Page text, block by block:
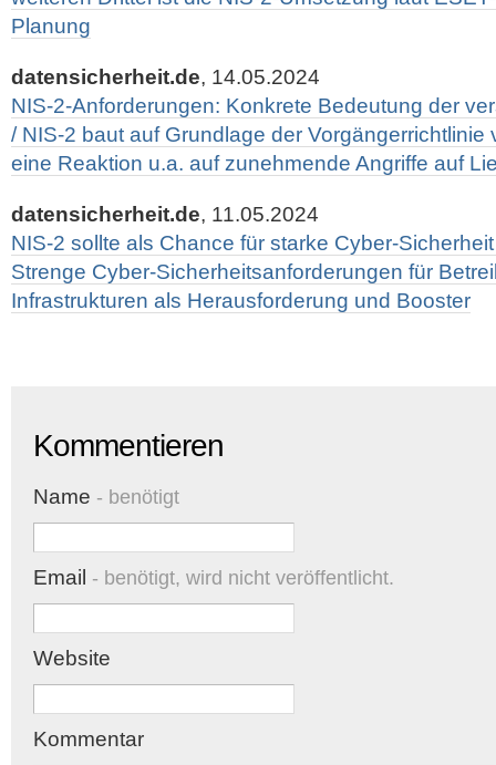
Planung
datensicherheit.de, 14.05.2024
NIS-2-Anforderungen: Konkrete Bedeutung der
/ NIS-2 baut auf Grundlage der Vorgängerrichtlinie
eine Reaktion u.a. auf zunehmende Angriffe auf
datensicherheit.de, 11.05.2024
NIS-2 sollte als Chance für starke Cyber-
Strenge Cyber-Sicherheitsanforderungen für
Infrastrukturen als Herausforderung und Booster
Kommentieren
Name - benötigt
Email - benötigt, wird nicht veröffentlicht.
Website
Kommentar